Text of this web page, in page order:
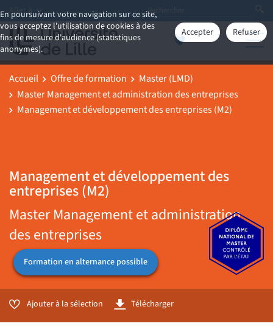
En poursuivant votre navigation sur ce site,
vous acceptez l'utilisation de cookies à des
fins de mesure d'audience (statistiques
anonymes).
Accepter Refuser
Aller à
Accueil Offre de formation
Master (LMD)
Master Management et administration des entreprises
Management et développement des entreprises (M2)
Management et développement des
entreprises (M2)
Master Management et administration
des entreprises
Formation en alternance possible
Ajouter à la sélection Télécharger